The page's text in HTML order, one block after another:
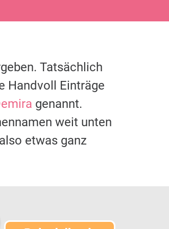
Tatsächlich
Handvoll Einträge
genannt.
weit unten
etwas ganz